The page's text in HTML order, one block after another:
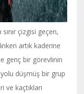
çizgisi geçen,
artık kaderine
genç bir görevlinin
düşmüş bir grup
ve kaçtıkları